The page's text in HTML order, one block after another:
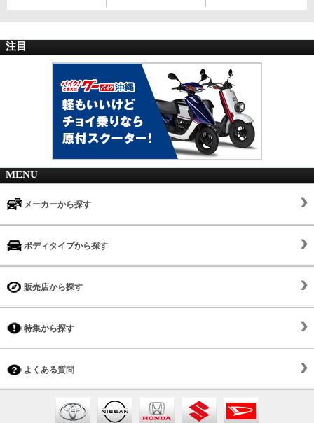
注目
MENU
メーカーから探す
ボディタイプから探す
販売店から探す
特集から探す
よくある質問